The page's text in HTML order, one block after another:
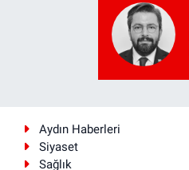
Aydın Haberleri
Siyaset
Sağlık